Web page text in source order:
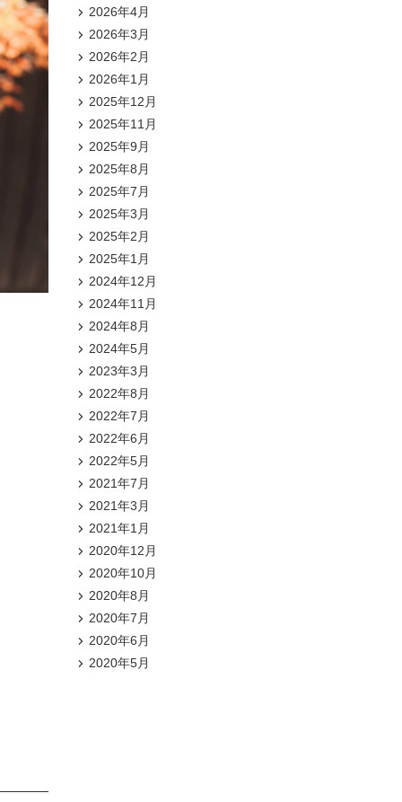
2026年4月
2026年3月
2026年2月
2026年1月
2025年12月
2025年11月
2025年9月
2025年8月
2025年7月
2025年3月
2025年2月
2025年1月
2024年12月
2024年11月
2024年8月
2024年5月
2023年3月
2022年8月
2022年7月
2022年6月
2022年5月
2021年7月
2021年3月
2021年1月
2020年12月
2020年10月
2020年8月
2020年7月
2020年6月
2020年5月